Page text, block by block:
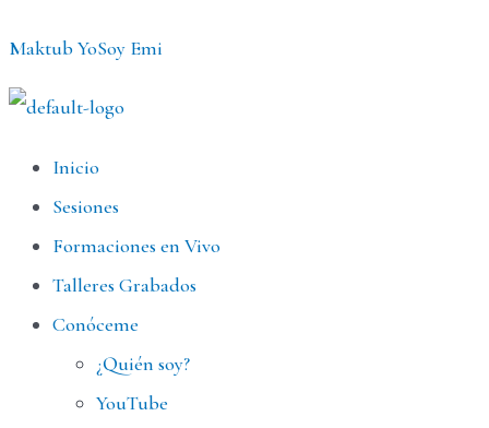
contenido
Maktub YoSoy Emi
MenúInicio
Sesiones
Formaciones en Vivo
Talleres Grabados
Conóceme
¿Quién soy?
YouTube